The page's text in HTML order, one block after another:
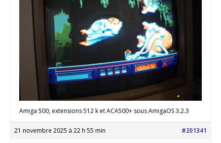
Amiga 500, extensions 512 k et ACA500+ sous AmigaOS 3.2.3
21 novembre 2025 à 22 h 55 min #201341